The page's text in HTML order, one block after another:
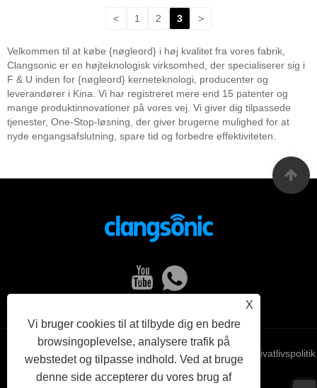
< 1 2 3 >
Velkommen til at købe {nøgleord} i høj kvalitet fra vores fabrik,
Clangsonic er en højteknologisk virksomhed, der specialiserer sig i
F & U inden for {nøgleord} kerneteknologi, producenter og
leverandører i Kina. Vi har registreret mere end 15 patenter og
mange produktinnovationer på vores vej. Vi giver dig tilpassede
tjenester, One-Stop-løsning, der giver brugerne mulighed for at
nyde engangsafslutning, spare tid og forbedre effektiviteten.
X
Vi bruger cookies til at tilbyde dig en bedre
browsingoplevelse, analysere trafik på
webstedet og tilpasse indhold. Ved at bruge
denne side accepterer du vores brug af
Links Sitemap RSS XML Privatlivspolitik